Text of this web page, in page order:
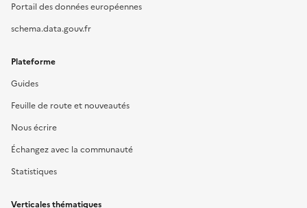
Portail des données européennes
schema.data.gouv.fr
Plateforme
Guides
Feuille de route et nouveautés
Nous écrire
Échangez avec la communauté
Statistiques
Verticales thématiques